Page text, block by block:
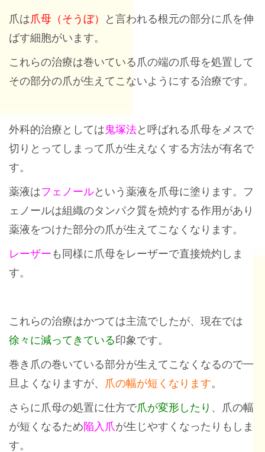
爪は爪母（そうぼ）
と言われる根元の部分に爪を伸
ばす細胞がいます。
これらの治療は巻いている爪の端の爪母を処置して
その部分の爪が生えてこないようにする治療です。
外科的治療としては鬼塚法と呼ばれる爪母をメスで
切りとってしまって爪が生えなくする方法が有名で
す。
薬液はフェノールという薬液を爪母に塗ります。フ
ェノールは組織のタンパク質を焼灼する作用があり
薬液をつけた部分の爪が生えてこなくなります。
レーザーも同様に爪母をレーザーで直接焼灼しま
す。
これらの治療はかつては主流でしたが、現在では
徐々に減ってきている印象です。
巻き爪の巻いている部分が生えてこなくなるので一
旦よくなりますが、 爪の幅が短くなります。
さらに爪母の処置に仕方で爪が変形したり 、爪の幅
が短くなるため陥入爪が生じやすくなったりもしま
す。